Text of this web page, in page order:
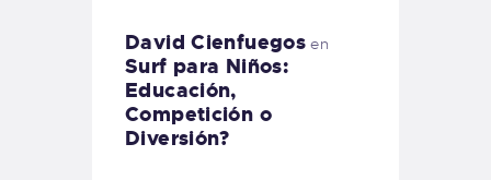
David Cienfuegos en
Surf para Niños:
Educación,
Competición o
Diversión?